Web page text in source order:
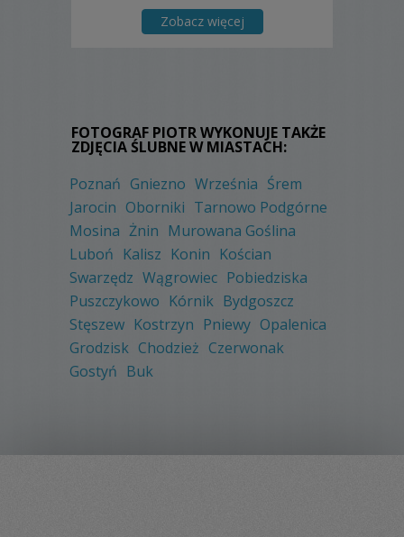
Zobacz więcej
FOTOGRAF PIOTR WYKONUJE TAKŻE
ZDJĘCIA ŚLUBNE W MIASTACH:
Poznań Gniezno Września Śrem
Jarocin Oborniki Tarnowo Podgórne
Mosina Żnin Murowana Goślina
Luboń Kalisz Konin Kościan
Swarzędz Wągrowiec Pobiedziska
Puszczykowo Kórnik Bydgoszcz
Stęszew Kostrzyn Pniewy Opalenica
Grodzisk Chodzież Czerwonak
Gostyń Buk